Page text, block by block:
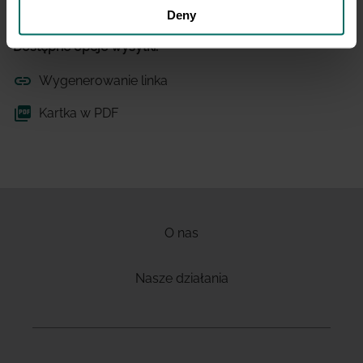
Deny
Dostępne opcje wysyłki:
Wygenerowanie linka
Kartka w PDF
O nas
Nasze działania